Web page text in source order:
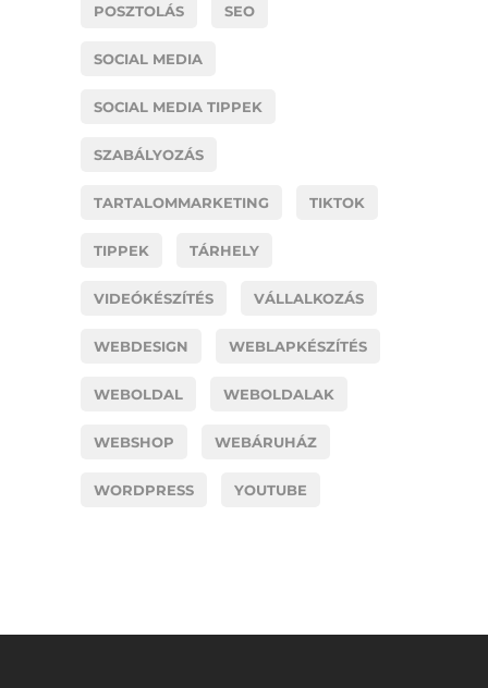
POSZTOLÁS SEO
SOCIAL MEDIA
SOCIAL MEDIA TIPPEK
SZABÁLYOZÁS
TARTALOMMARKETING TIKTOK
TIPPEK TÁRHELY
VIDEÓKÉSZÍTÉS VÁLLALKOZÁS
WEBDESIGN WEBLAPKÉSZÍTÉS
WEBOLDAL WEBOLDALAK
WEBSHOP WEBÁRUHÁZ
WORDPRESS YOUTUBE